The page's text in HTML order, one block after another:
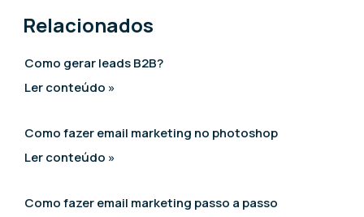
Relacionados
Como gerar leads B2B?
Ler conteúdo »
Como fazer email marketing no photoshop
Ler conteúdo »
Como fazer email marketing passo a passo